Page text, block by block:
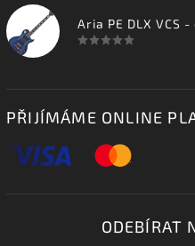
PŘIJÍMÁME ONLINE
ODEBÍRAT